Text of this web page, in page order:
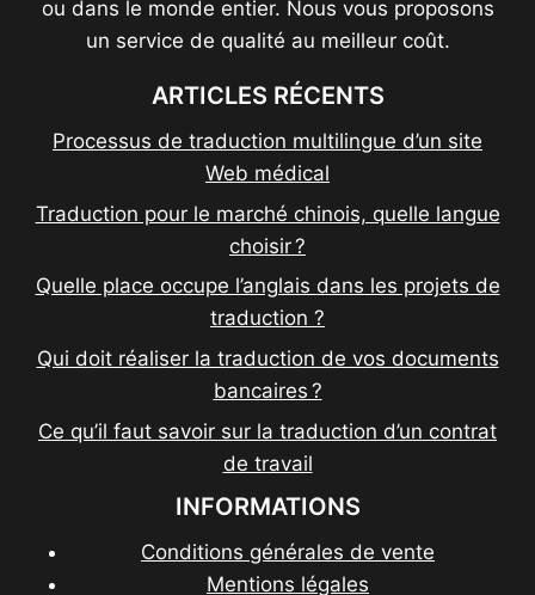
ou dans le monde entier. Nous vous proposons
un service de qualité au meilleur coût.
ARTICLES RÉCENTS
Processus de traduction multilingue d’un site
Web médical
Traduction pour le marché chinois, quelle langue
choisir ?
Quelle place occupe l’anglais dans les projets de
traduction ?
Qui doit réaliser la traduction de vos documents
bancaires ?
Ce qu’il faut savoir sur la traduction d’un contrat
de travail
INFORMATIONS
Conditions générales de vente
Mentions légales